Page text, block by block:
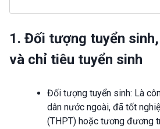
1. Đối tượng tuyển
và chỉ tiêu tuyển sinh
Đối tượng tuyển sinh: Là
dân nước ngoài, đã tốt
(THPT) hoặc tương đương